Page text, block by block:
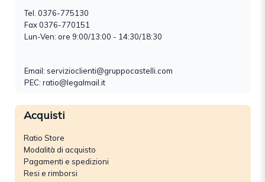
Tel. 0376-775130
Fax 0376-770151
Lun-Ven: ore 9:00/13:00 - 14:30/18:30
Email: servizioclienti@gruppocastelli.com
PEC: ratio@legalmail.it
Acquisti
Ratio Store
Modalità di acquisto
Pagamenti e spedizioni
Resi e rimborsi